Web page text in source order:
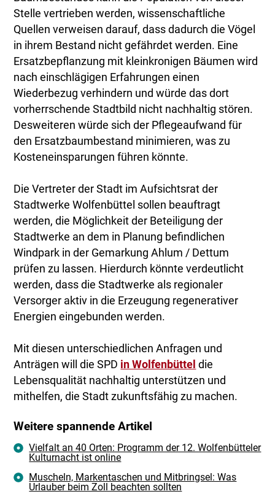
Stelle vertrieben werden, wissenschaftliche
Quellen verweisen darauf, dass dadurch die Vögel
in ihrem Bestand nicht gefährdet werden. Eine
Ersatzbepflanzung mit kleinkronigen Bäumen wird
nach einschlägigen Erfahrungen einen
Wiederbezug verhindern und würde das dort
vorherrschende Stadtbild nicht nachhaltig stören.
Desweiteren würde sich der Pflegeaufwand für
den Ersatzbaumbestand minimieren, was zu
Kosteneinsparungen führen könnte.
Die Vertreter der Stadt im Aufsichtsrat der
Stadtwerke Wolfenbüttel sollen beauftragt
werden, die Möglichkeit der Beteiligung der
Stadtwerke an dem in Planung befindlichen
Windpark in der Gemarkung Ahlum / Dettum
prüfen zu lassen. Hierdurch könnte verdeutlicht
werden, dass die Stadtwerke als regionaler
Versorger aktiv in die Erzeugung regenerativer
Energien eingebunden werden.
Mit diesen unterschiedlichen Anfragen und
Anträgen will die SPD in Wolfenbüttel die
Lebensqualität nachhaltig unterstützen und
mithelfen, die Stadt zukunftsfähig zu machen.
Weitere spannende Artikel
Vielfalt an 40 Orten: Programm der 12. Wolfenbütteler
Kulturnacht ist online
Muscheln, Markentaschen und Mitbringsel: Was
Urlauber beim Zoll beachten sollten